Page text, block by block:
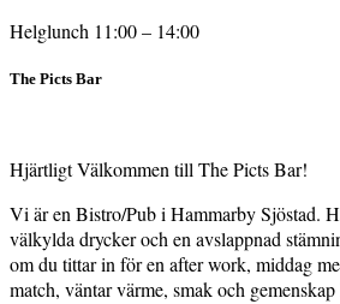
Helglunch 11:00 – 14:00
The Picts Bar
Hjärtligt Välkommen till The Picts Bar!
Vi är en Bistro/Pub i Hammarby Sjöstad.
välkylda drycker och en avslappnad
om du tittar in för en after work, middag
match, väntar värme, smak och gemenskap